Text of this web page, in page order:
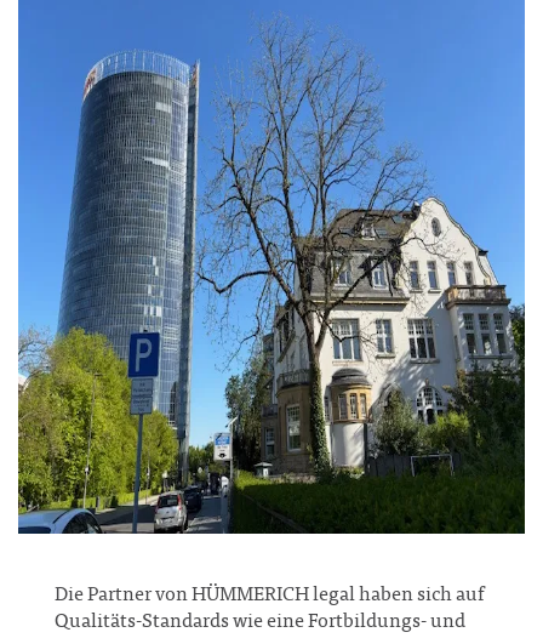
Die Partner von HÜMMERICH legal haben sich auf
Qualitäts-Standards wie eine Fortbildungs- und